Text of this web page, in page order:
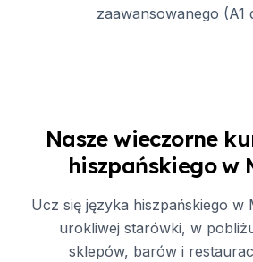
zaawansowanego (A1
Nasze wieczorne
hiszpańskiego w
Ucz się języka hiszpańskiego w
urokliwej starówki, w
sklepów, barów i